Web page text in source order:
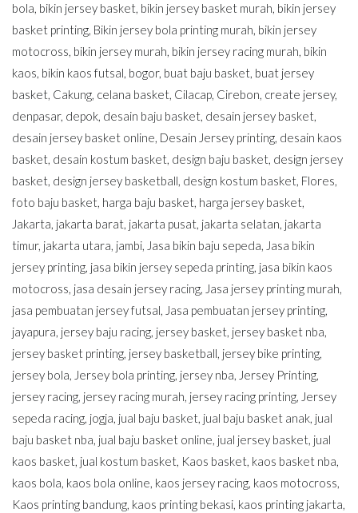
bola, bikin jersey basket, bikin jersey basket murah, bikin jersey
basket printing, Bikin jersey bola printing murah, bikin jersey
motocross, bikin jersey murah, bikin jersey racing murah, bikin
kaos, bikin kaos futsal, bogor, buat baju basket, buat jersey
basket, Cakung, celana basket, Cilacap, Cirebon, create jersey,
denpasar, depok, desain baju basket, desain jersey basket,
desain jersey basket online, Desain Jersey printing, desain kaos
basket, desain kostum basket, design baju basket, design jersey
basket, design jersey basketball, design kostum basket, Flores,
foto baju basket, harga baju basket, harga jersey basket,
Jakarta, jakarta barat, jakarta pusat, jakarta selatan, jakarta
timur, jakarta utara, jambi, Jasa bikin baju sepeda, Jasa bikin
jersey printing, jasa bikin jersey sepeda printing, jasa bikin kaos
motocross, jasa desain jersey racing, Jasa jersey printing murah,
jasa pembuatan jersey futsal, Jasa pembuatan jersey printing,
jayapura, jersey baju racing, jersey basket, jersey basket nba,
jersey basket printing, jersey basketball, jersey bike printing,
jersey bola, Jersey bola printing, jersey nba, Jersey Printing,
jersey racing, jersey racing murah, jersey racing printing, Jersey
sepeda racing, jogja, jual baju basket, jual baju basket anak, jual
baju basket nba, jual baju basket online, jual jersey basket, jual
kaos basket, jual kostum basket, Kaos basket, kaos basket nba,
kaos bola, kaos bola online, kaos jersey racing, kaos motocross,
Kaos printing bandung, kaos printing bekasi, kaos printing jakarta,